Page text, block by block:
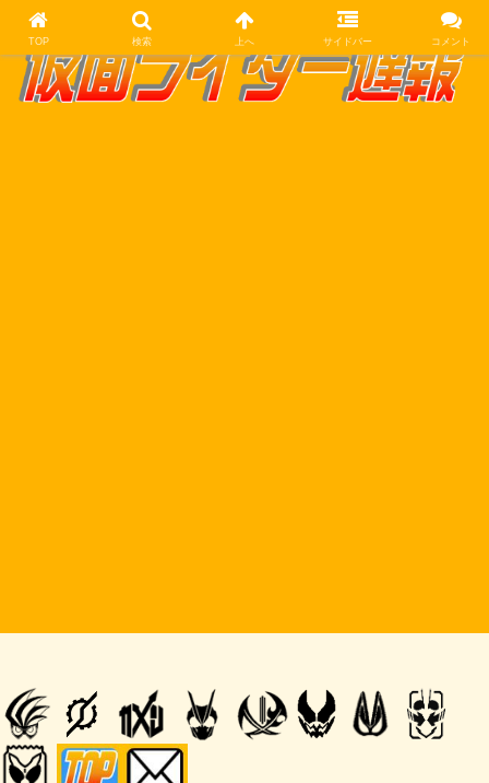
TOP 検索 上へ サイドバー コメント